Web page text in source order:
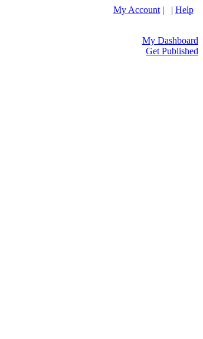
My Account | | Help
My Dashboard
Get Published